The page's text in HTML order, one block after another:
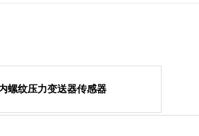
螺纹压力变送器传感器